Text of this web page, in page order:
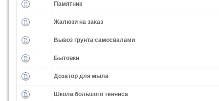
Памятник
Жалюзи на заказ
Вывоз грунта самосвалами
Бытовки
Дозатор для мыла
Школа большого тенниса